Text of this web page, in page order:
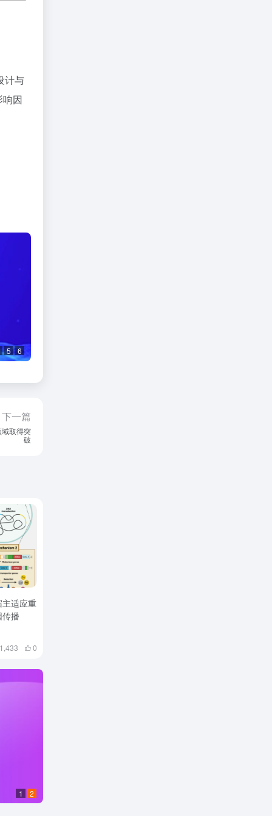
计与
因
5 6
下一篇
取得突
破
适应重
播
1,433 0
1 2